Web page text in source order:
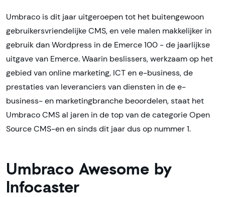
Umbraco is dit jaar uitgeroepen tot het buitengewoon
gebruikersvriendelijke CMS, en vele malen makkelijker in
gebruik dan Wordpress in de Emerce 100 - de jaarlijkse
uitgave van Emerce. Waarin beslissers, werkzaam op het
gebied van online marketing, ICT en e-business, de
prestaties van leveranciers van diensten in de e-
business- en marketingbranche beoordelen, staat het
Umbraco CMS al jaren in de top van de categorie Open
Source CMS-en en sinds dit jaar dus op nummer 1.
Umbraco Awesome by
Infocaster